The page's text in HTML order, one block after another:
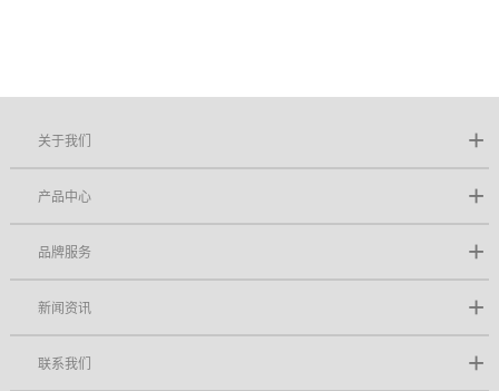
关于我们
产品中心
品牌服务
新闻资讯
联系我们